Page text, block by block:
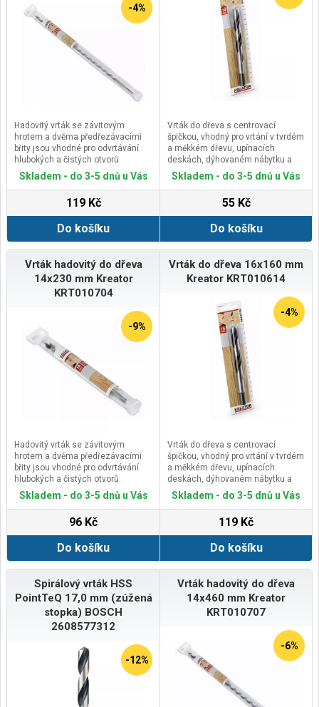
-4%
Hadovitý vrták se závitovým
hrotem a dvěma předřezávacími
břity jsou vhodné pro odvrtávání
hlubokých a čistých otvorů.
Hladká šroubovice s dostatečným
prostorem snadno odvádí materiál.
stopku, která zajišťuje pevné upnutí
vrtáku do sklíčidla a maximální
přenos točivého momentu ze
stroje do vrtáku.
Vrtáky jsou určeny zejména pro
vrtání do měkkého dřeva, tvrdého
dřeva, trámů, dřevěných nosníků,
dřevotřískových desek, překližek
Skladem - do 3-5 dnů u Vás
119 Kč
Do košíku
Vrták do dřeva s centrovací
špičkou, vhodný pro vrtání v tvrdém
a měkkém dřevu, upínacích
deskách, dýhovaném nábytku a
překližce.
Dvojitá šroubovice zvyšuje vrtací
přesné navrtání materiálu a
vykroužení čistého otvoru.
Skladem - do 3-5 dnů u Vás
55 Kč
Do košíku
Vrták hadovitý do dřeva
14x230 mm Kreator
KRT010704
-9%
Hadovitý vrták se závitovým
hrotem a dvěma předřezávacími
břity jsou vhodné pro odvrtávání
hlubokých a čistých otvorů.
Hladká šroubovice s dostatečným
prostorem snadno odvádí materiál.
stopku, která zajišťuje pevné upnutí
vrtáku do sklíčidla a maximální
přenos točivého momentu ze
stroje do vrtáku.
Vrtáky jsou určeny zejména pro
vrtání do měkkého dřeva, tvrdého
dřeva, trámů, dřevěných nosníků,
dřevotřískových desek, překližek
Skladem - do 3-5 dnů u Vás
96 Kč
Do košíku
Vrták do dřeva 16x160 mm
Kreator KRT010614
-4%
Vrták do dřeva s centrovací
špičkou, vhodný pro vrtání v tvrdém
a měkkém dřevu, upínacích
deskách, dýhovaném nábytku a
překližce.
Dvojitá šroubovice zvyšuje vrtací
přesné navrtání materiálu a
vykroužení čistého otvoru.
Skladem - do 3-5 dnů u Vás
119 Kč
Do košíku
Spirálový vrták HSS
PointTeQ 17,0 mm (zúžená
stopka) BOSCH
2608577312
-12%
Vrták hadovitý do dřeva
14x460 mm Kreator
KRT010707
-6%